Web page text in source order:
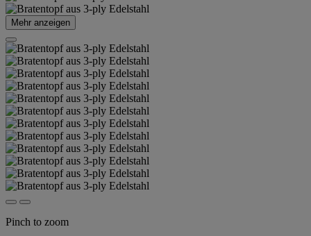
Mehr anzeigen
Pinch to zoom